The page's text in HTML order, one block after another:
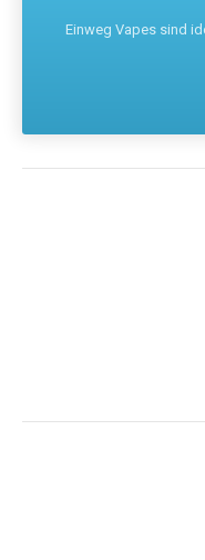
Einweg Vapes sind